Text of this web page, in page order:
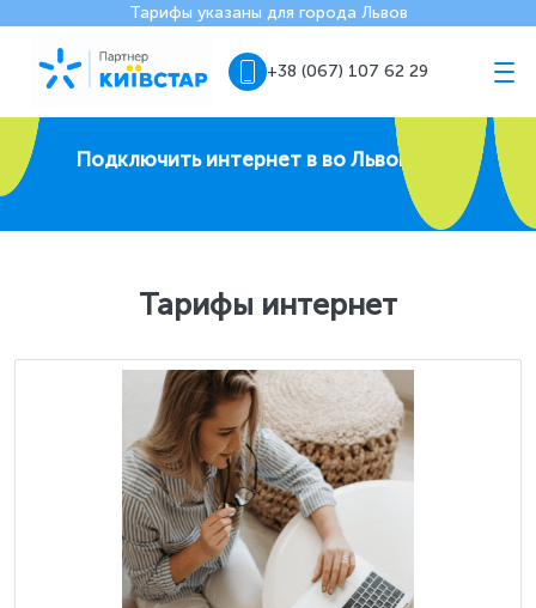
Тарифы указаны для города Львов
+38 (067) 107 62 29
Подключить интернет в во Львове
Тарифы интернет